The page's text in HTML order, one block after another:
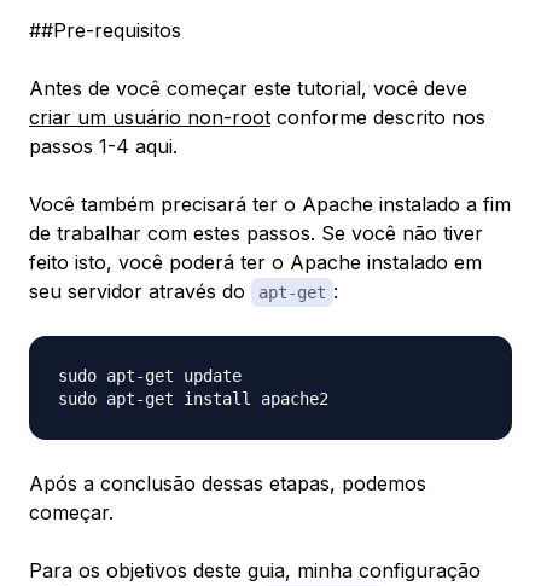
##Pre-requisitos
Antes de você começar este tutorial, você deve
criar um usuário non-root conforme descrito nos
passos 1-4 aqui.
Você também precisará ter o Apache instalado a fim
de trabalhar com estes passos. Se você não tiver
feito isto, você poderá ter o Apache instalado em
seu servidor através do
apt-get :
sudo apt-get update
Após a conclusão dessas etapas, podemos
começar.
Para os objetivos deste guia, minha configuração